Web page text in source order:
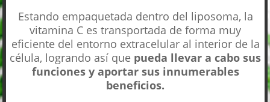
Estando empaquetada dentro del liposoma, la
vitamina C es transportada de forma muy
eficiente del entorno extracelular al interior de la
célula, logrando así que pueda llevar a cabo sus
funciones y aportar sus innumerables
beneficios.